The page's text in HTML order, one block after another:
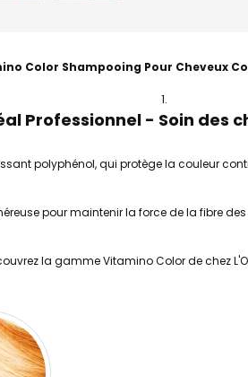
Color Shampooing Pour Cheveux
Professionnel - Soin des
polyphénol, qui protège la couleur
pour maintenir la force de la fibre
la gamme Vitamino Color de chez